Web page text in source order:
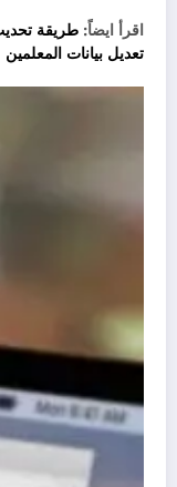
اقرأ ايضاً:
تعديل بيانات المعلمين